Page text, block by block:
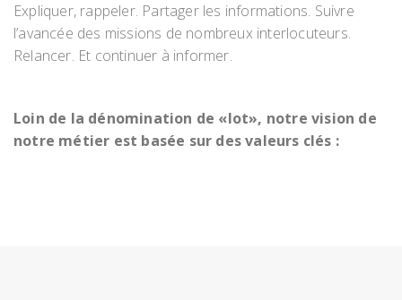
Expliquer, rappeler. Partager les informations. Suivre
l’avancée des missions de nombreux interlocuteurs.
Relancer. Et continuer à informer.
Loin de la dénomination de «lot», notre vision de
notre métier est basée sur des valeurs clés :